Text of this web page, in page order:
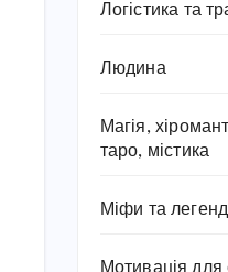
Логістика та
Людина
Магія,
таро, містика
Міфи та
Мотивація для